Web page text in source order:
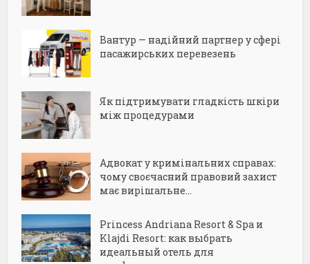
Вантур — надійний партнер у сфері
пасажирських перевезень
Як підтримувати гладкість шкіри
між процедурами
Адвокат у кримінальних справах:
чому своєчасний правовий захист
має вирішальне...
Princess Andriana Resort & Spa и
Klajdi Resort: как выбрать
идеальный отель для